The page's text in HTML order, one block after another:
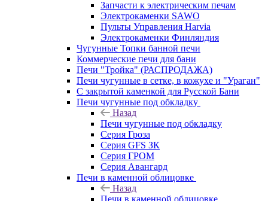
Запчасти к электрическим печам
Электрокаменки SAWO
Пульты Управления Harvia
Электрокаменки Финляндия
Чугунные Топки банной печи
Коммерческие печи для бани
Печи "Тройка" (РАСПРОДАЖА)
Печи чугунные в сетке, в кожухе и "Ураган"
С закрытой каменкой для Русской Бани
Печи чугунные под обкладку
Назад
Печи чугунные под обкладку
Серия Гроза
Серия GFS ЗК
Серия ГРОМ
Серия Авангард
Печи в каменной облицовке
Назад
Печи в каменной облицовке